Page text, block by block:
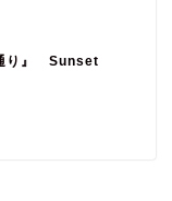
り』 Sunset